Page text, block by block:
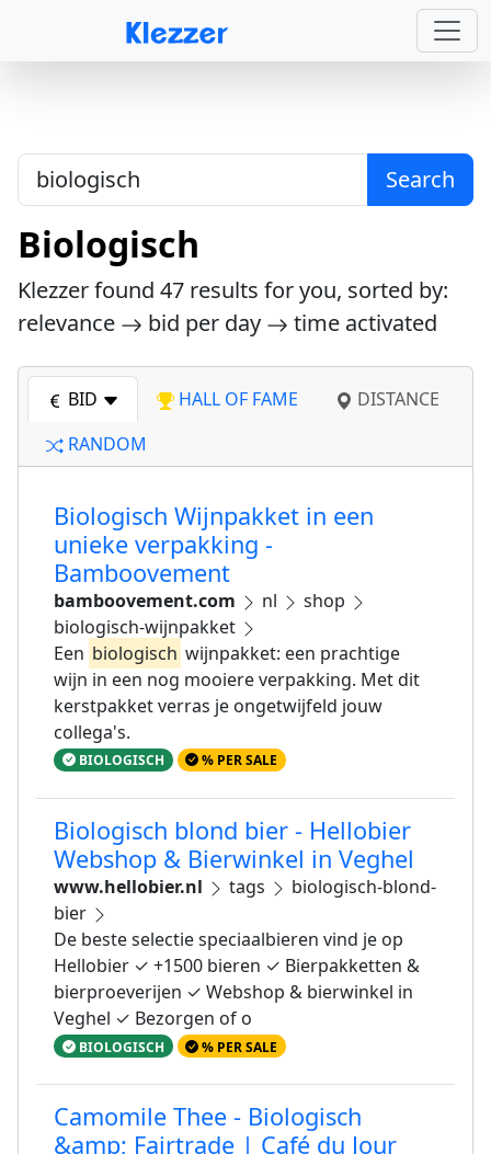
Search
Biologisch
Klezzer found 47 results for you, sorted by:
relevance
bid per day time activated
BID HALL OF FAME
DISTANCE
RANDOM
Biologisch Wijnpakket in een
unieke verpakking -
Bamboovement
bamboovement.com nl
shop
biologisch-wijnpakket
Een biologisch wijnpakket: een prachtige
wijn in een nog mooiere verpakking. Met dit
kerstpakket verras je ongetwijfeld jouw
collega's.
BIOLOGISCH % PER SALE
Biologisch blond bier - Hellobier
Webshop & Bierwinkel in Veghel
www.hellobier.nl tags
biologisch-blond-
bier
De beste selectie speciaalbieren vind je op
Hellobier ✓ +1500 bieren ✓ Bierpakketten &
bierproeverijen ✓ Webshop & bierwinkel in
Veghel ✓ Bezorgen of o
BIOLOGISCH % PER SALE
Camomile Thee - Biologisch
&amp; Fairtrade | Café du Jour